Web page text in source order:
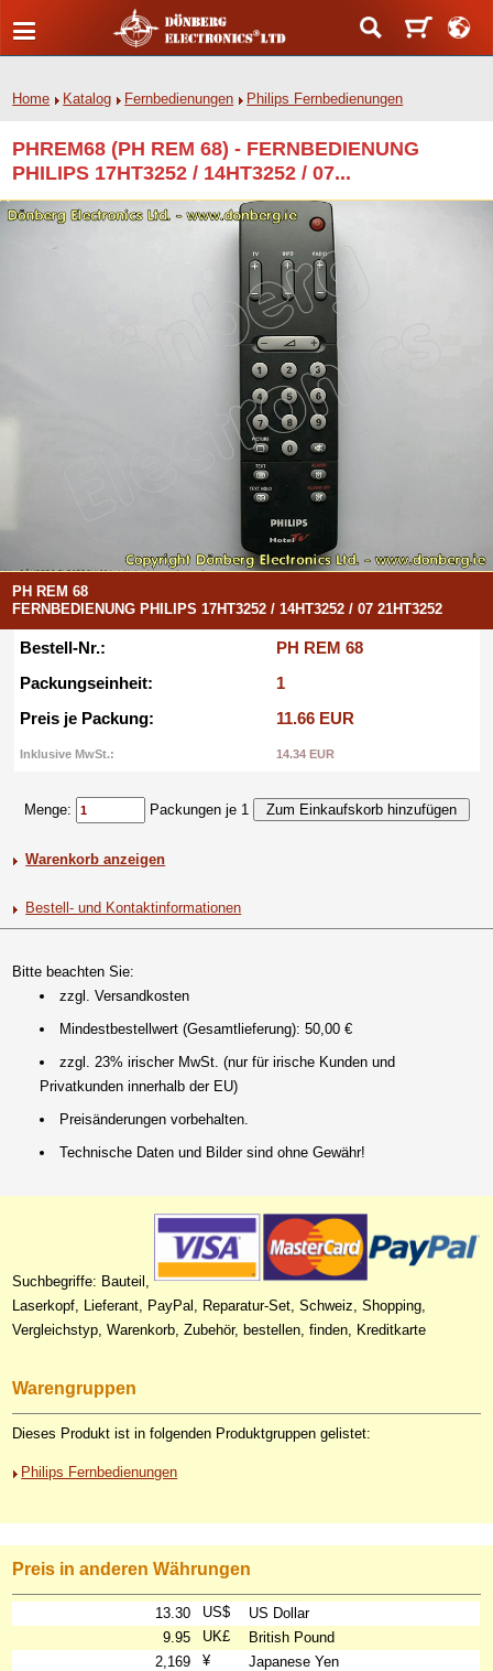
Home Katalog Fernbedienungen Philips Fernbedienungen
PHREM68 (PH REM 68) - FERNBEDIENUNG
PHILIPS 17HT3252 / 14HT3252 / 07...
PH REM 68
FERNBEDIENUNG PHILIPS 17HT3252 / 14HT3252 / 07 21HT3252
Bestell-Nr.:
PH REM 68
Packungseinheit:
1
Preis je Packung:
11.66 EUR
Inklusive MwSt.: 14.34 EUR
Menge: Packungen je 1
Warenkorb anzeigen
Bestell- und Kontaktinformationen
Bitte beachten Sie:
zzgl. Versandkosten
Mindestbestellwert (Gesamtlieferung): 50,00 €
zzgl. 23% irischer MwSt. (nur für irische Kunden und
Privatkunden innerhalb der EU)
Preisänderungen vorbehalten.
Technische Daten und Bilder sind ohne Gewähr!
Suchbegriffe: Bauteil,
Laserkopf, Lieferant, PayPal, Reparatur-Set, Schweiz, Shopping,
Vergleichstyp, Warenkorb, Zubehör, bestellen, finden, Kreditkarte
Warengruppen
Dieses Produkt ist in folgenden Produktgruppen gelistet:
Philips Fernbedienungen
Preis in anderen Währungen
13.30 US$
US Dollar
9.95
UK£
British Pound
2,169
¥
Japanese Yen